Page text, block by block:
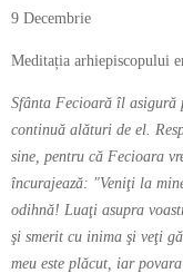
9 Decembrie
Meditația arhiepiscopului
Sfânta Fecioară îl asigură
continuă alături de el.
sine, pentru că Fecioara
încurajează: "Veniţi la
odihnă! Luaţi asupra
şi smerit cu inima şi veţi
meu este plăcut, iar